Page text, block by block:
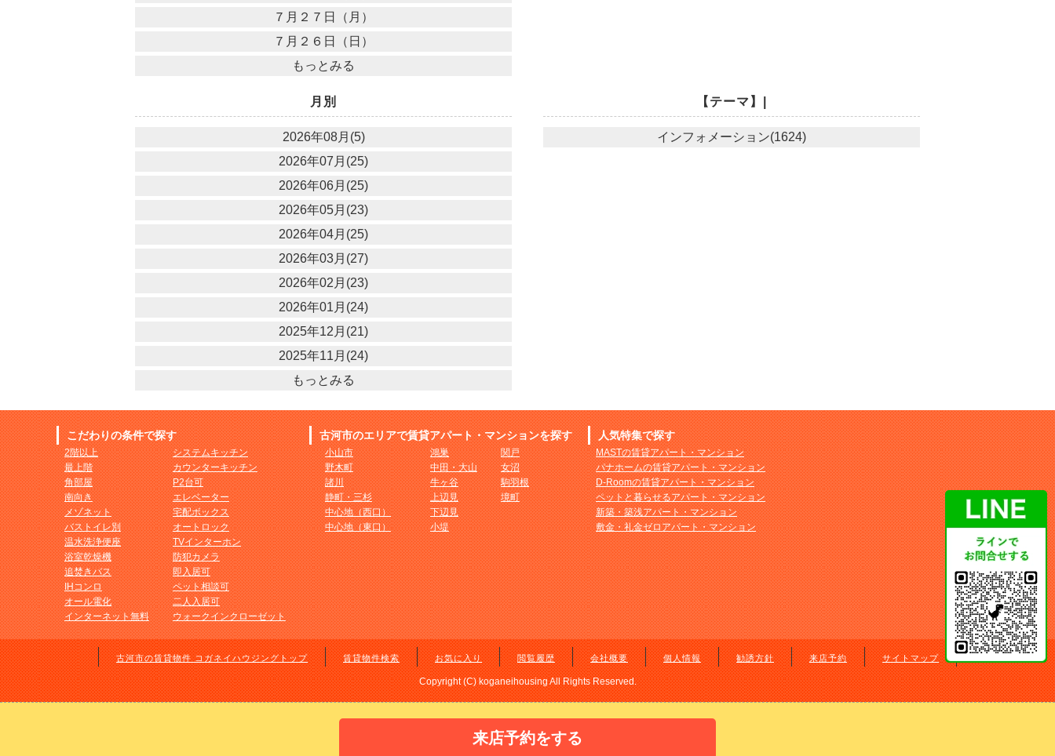
７月２７日（月）
７月２６日（日）
もっとみる
月別
2026年08月(5)
2026年07月(25)
2026年06月(25)
2026年05月(23)
2026年04月(25)
2026年03月(27)
2026年02月(23)
2026年01月(24)
2025年12月(21)
2025年11月(24)
もっとみる
【テーマ】|
インフォメーション(1624)
こだわりの条件で探す
2階以上
最上階
角部屋
南向き
メゾネット
バストイレ別
温水洗浄便座
浴室乾燥機
追焚きバス
IHコンロ
オール電化
インターネット無料
システムキッチン
カウンターキッチン
P2台可
エレベーター
宅配ボックス
オートロック
TVインターホン
防犯カメラ
即入居可
ペット相談可
二人入居可
ウォークインクローゼット
古河市のエリアで賃貸アパート・マンションを探す
小山市
野木町
諸川
静町・三杉
中心地（西口）
中心地（東口）
鴻巣
中田・大山
牛ヶ谷
上辺見
下辺見
小堤
関戸
女沼
駒羽根
境町
人気特集で探す
MASTの賃貸アパート・マンション
パナホームの賃貸アパート・マンション
D-Roomの賃貸アパート・マンション
ペットと暮らせるアパート・マンション
新築・築浅アパート・マンション
敷金・礼金ゼロアパート・マンション
古河市の賃貸物件 コガネイハウジングトップ 賃貸物件検索 お気に入り 閲覧履歴 会社概要 個人情報 勧誘方針 来店予約 サイトマップ
Copyright (C) koganeihousing All Rights Reserved.
来店予約をする